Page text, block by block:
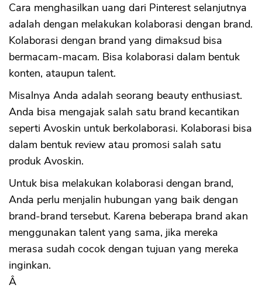
Cara menghasilkan uang dari Pinterest selanjutnya
adalah dengan melakukan kolaborasi dengan brand.
Kolaborasi dengan brand yang dimaksud bisa
bermacam-macam. Bisa kolaborasi dalam bentuk
konten, ataupun talent.
Misalnya Anda adalah seorang beauty enthusiast.
Anda bisa mengajak salah satu brand kecantikan
seperti Avoskin untuk berkolaborasi. Kolaborasi bisa
dalam bentuk review atau promosi salah satu
produk Avoskin.
Untuk bisa melakukan kolaborasi dengan brand,
Anda perlu menjalin hubungan yang baik dengan
brand-brand tersebut. Karena beberapa brand akan
menggunakan talent yang sama, jika mereka
merasa sudah cocok dengan tujuan yang mereka
inginkan.
Â